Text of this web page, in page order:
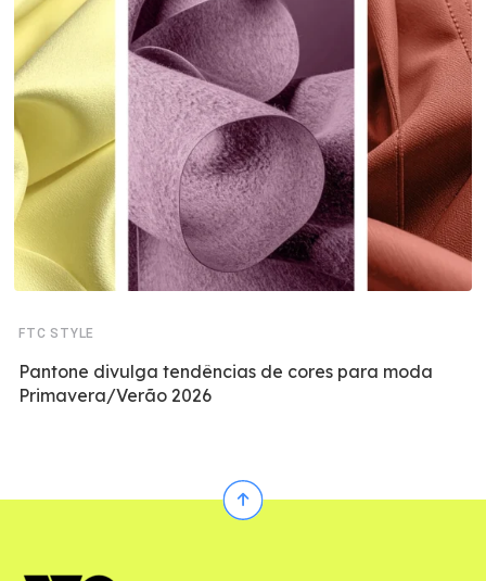
FTC STYLE
Pantone divulga tendências de cores para moda
Primavera/Verão 2026